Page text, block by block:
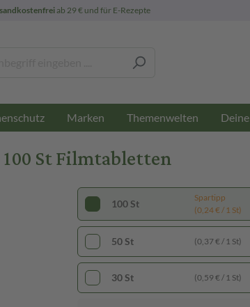
ab 29 € und für E-Rezepte
Marken Themenwelten
St Filmtabletten
100 St
Spartipp
(0,24 € / 1 St)
50 St (0,37 € / 1 St)
30 St (0,59 € / 1 St)